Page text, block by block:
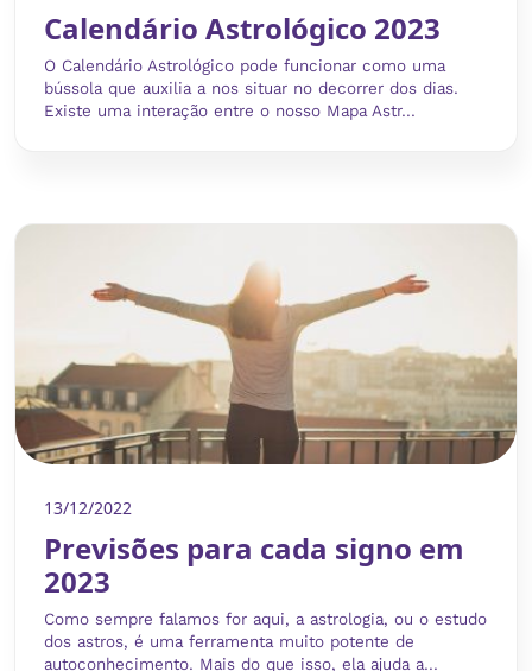
Calendário Astrológico 2023
O Calendário Astrológico pode funcionar como uma
bússola que auxilia a nos situar no decorrer dos dias.
Existe uma interação entre o nosso Mapa Astr...
13/12/2022
Previsões para cada signo em
2023
Como sempre falamos for aqui, a astrologia, ou o estudo
dos astros, é uma ferramenta muito potente de
autoconhecimento. Mais do que isso, ela ajuda a...